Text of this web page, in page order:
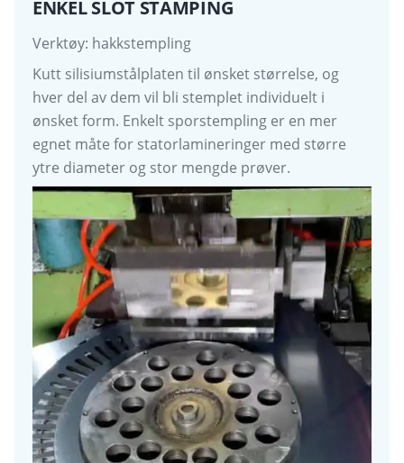
ENKEL SLOT STAMPING
Verktøy: hakkstempling
Kutt silisiumstålplaten til ønsket størrelse, og
hver del av dem vil bli stemplet individuelt i
ønsket form. Enkelt sporstempling er en mer
egnet måte for statorlamineringer med større
ytre diameter og stor mengde prøver.